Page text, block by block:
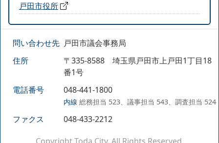
戸田市役所
問い合わせ先 戸田市議会事務局
住所
〒335-8588 埼玉県戸田市上戸田1丁目18
番1号
電話番号
048-441-1800
内線 総務担当 523、議事担当 543、調査担当 524
ファクス 048-433-2212